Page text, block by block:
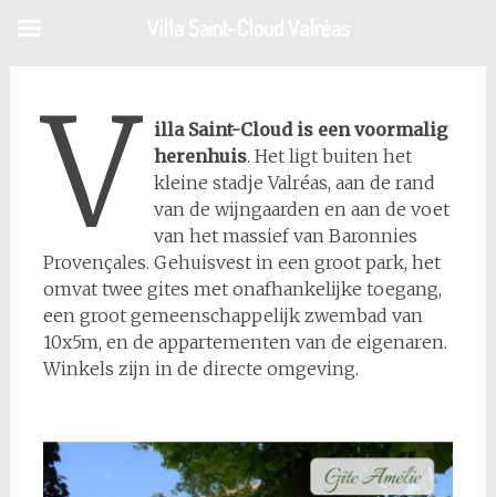
V
illa Saint-Cloud is een voormalig
herenhuis. Het ligt buiten het
kleine stadje Valréas, aan de rand
van de wijngaarden en aan de voet
van het massief van Baronnies
Provençales. Gehuisvest in een groot park, het
omvat twee gites met onafhankelijke toegang,
een groot gemeenschappelijk zwembad van
10x5m, en de appartementen van de eigenaren.
Winkels zijn in de directe omgeving.